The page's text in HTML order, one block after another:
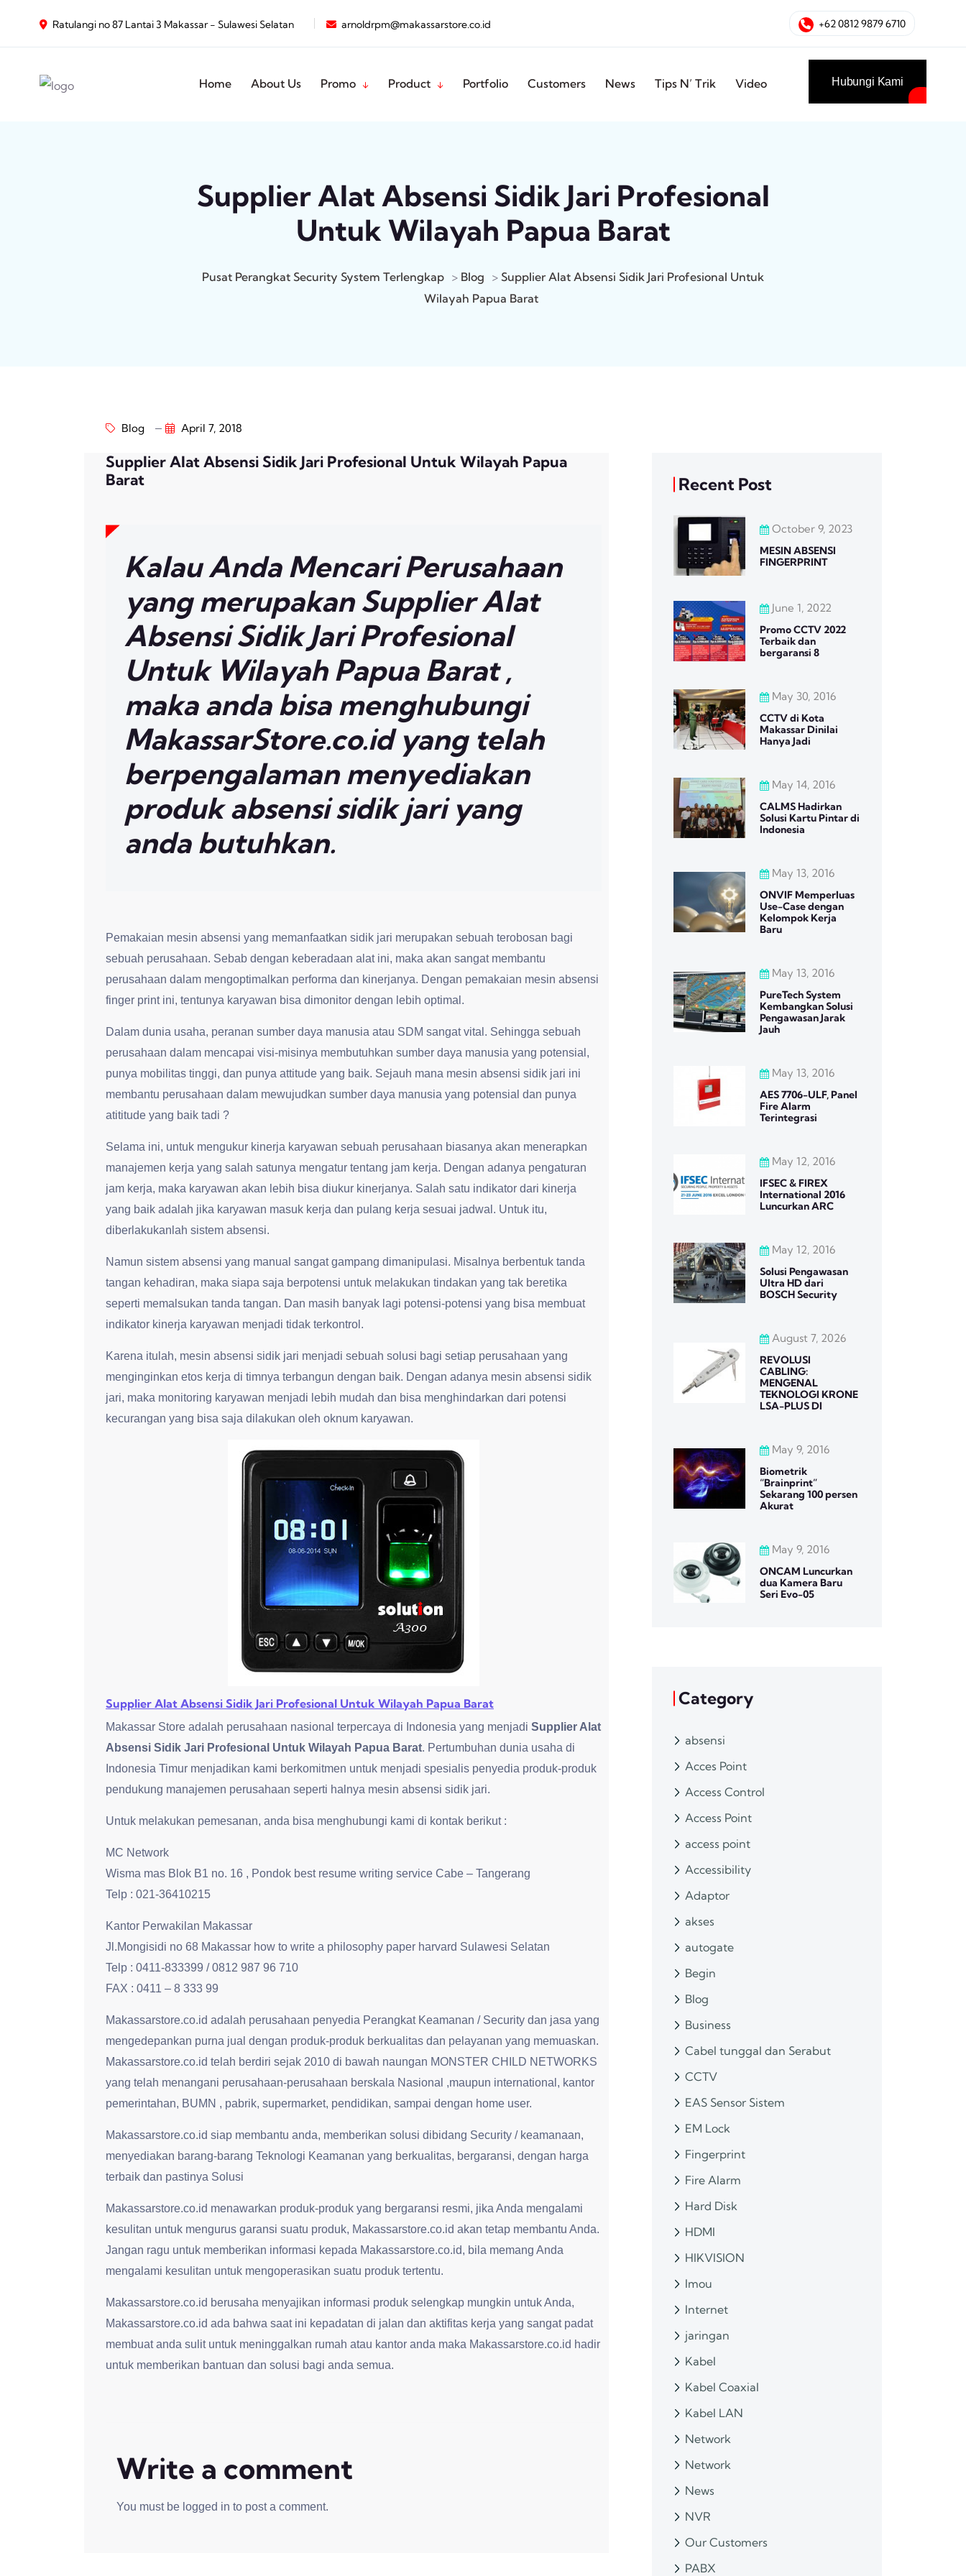
Ratulangi no 87 Lantai 3 Makassar - Sulawesi Selatan arnoldrpm@makassarstore.co.id +62 0812 9879 6710
Home About Us Promo Product Portfolio Customers News Tips N’ Trik Video Hubungi Kami
Supplier Alat Absensi Sidik Jari Profesional
Untuk Wilayah Papua Barat
Pusat Perangkat Security System Terlengkap > Blog > Supplier Alat Absensi Sidik Jari Profesional Untuk
Wilayah Papua Barat
Blog April 7, 2018
Supplier Alat Absensi Sidik Jari Profesional Untuk Wilayah Papua
Barat
Kalau Anda Mencari Perusahaan
yang merupakan Supplier Alat
Absensi Sidik Jari Profesional
Untuk Wilayah Papua Barat ,
maka anda bisa menghubungi
MakassarStore.co.id yang telah
berpengalaman menyediakan
produk absensi sidik jari yang
anda butuhkan.
Pemakaian mesin absensi yang memanfaatkan sidik jari merupakan sebuah terobosan bagi
sebuah perusahaan. Sebab dengan keberadaan alat ini, maka akan sangat membantu
perusahaan dalam mengoptimalkan performa dan kinerjanya. Dengan pemakaian mesin absensi
finger print ini, tentunya karyawan bisa dimonitor dengan lebih optimal.
Dalam dunia usaha, peranan sumber daya manusia atau SDM sangat vital. Sehingga sebuah
perusahaan dalam mencapai visi-misinya membutuhkan sumber daya manusia yang potensial,
punya mobilitas tinggi, dan punya attitude yang baik. Sejauh mana mesin absensi sidik jari ini
membantu perusahaan dalam mewujudkan sumber daya manusia yang potensial dan punya
atititude yang baik tadi ?
Selama ini, untuk mengukur kinerja karyawan sebuah perusahaan biasanya akan menerapkan
manajemen kerja yang salah satunya mengatur tentang jam kerja. Dengan adanya pengaturan
jam kerja, maka karyawan akan lebih bisa diukur kinerjanya. Salah satu indikator dari kinerja
yang baik adalah jika karyawan masuk kerja dan pulang kerja sesuai jadwal. Untuk itu,
diberlakukanlah sistem absensi.
Namun sistem absensi yang manual sangat gampang dimanipulasi. Misalnya berbentuk tanda
tangan kehadiran, maka siapa saja berpotensi untuk melakukan tindakan yang tak beretika
seperti memalsukan tanda tangan. Dan masih banyak lagi potensi-potensi yang bisa membuat
indikator kinerja karyawan menjadi tidak terkontrol.
Karena itulah, mesin absensi sidik jari menjadi sebuah solusi bagi setiap perusahaan yang
menginginkan etos kerja di timnya terbangun dengan baik. Dengan adanya mesin absensi sidik
jari, maka monitoring karyawan menjadi lebih mudah dan bisa menghindarkan dari potensi
kecurangan yang bisa saja dilakukan oleh oknum karyawan.
Supplier Alat Absensi Sidik Jari Profesional Untuk Wilayah Papua Barat
Makassar Store adalah perusahaan nasional terpercaya di Indonesia yang menjadi Supplier Alat
Absensi Sidik Jari Profesional Untuk Wilayah Papua Barat. Pertumbuhan dunia usaha di
Indonesia Timur menjadikan kami berkomitmen untuk menjadi spesialis penyedia produk-produk
pendukung manajemen perusahaan seperti halnya mesin absensi sidik jari.
Untuk melakukan pemesanan, anda bisa menghubungi kami di kontak berikut :
MC Network
Wisma mas Blok B1 no. 16 , Pondok best resume writing service Cabe – Tangerang
Telp : 021-36410215
Kantor Perwakilan Makassar
Jl.Mongisidi no 68 Makassar how to write a philosophy paper harvard Sulawesi Selatan
Telp : 0411-833399 / 0812 987 96 710
FAX : 0411 – 8 333 99
Makassarstore.co.id adalah perusahaan penyedia Perangkat Keamanan / Security dan jasa yang
mengedepankan purna jual dengan produk-produk berkualitas dan pelayanan yang memuaskan.
Makassarstore.co.id telah berdiri sejak 2010 di bawah naungan MONSTER CHILD NETWORKS
yang telah menangani perusahaan-perusahaan berskala Nasional ,maupun international, kantor
pemerintahan, BUMN , pabrik, supermarket, pendidikan, sampai dengan home user.
Makassarstore.co.id siap membantu anda, memberikan solusi dibidang Security / keamanaan,
menyediakan barang-barang Teknologi Keamanan yang berkualitas, bergaransi, dengan harga
terbaik dan pastinya Solusi
Makassarstore.co.id menawarkan produk-produk yang bergaransi resmi, jika Anda mengalami
kesulitan untuk mengurus garansi suatu produk, Makassarstore.co.id akan tetap membantu Anda.
Jangan ragu untuk memberikan informasi kepada Makassarstore.co.id, bila memang Anda
mengalami kesulitan untuk mengoperasikan suatu produk tertentu.
Makassarstore.co.id berusaha menyajikan informasi produk selengkap mungkin untuk Anda,
Makassarstore.co.id ada bahwa saat ini kepadatan di jalan dan aktifitas kerja yang sangat padat
membuat anda sulit untuk meninggalkan rumah atau kantor anda maka Makassarstore.co.id hadir
untuk memberikan bantuan dan solusi bagi anda semua.
Write a comment
You must be logged in to post a comment.
Recent Post
October 9, 2023
MESIN ABSENSI
FINGERPRINT
June 1, 2022
Promo CCTV 2022
Terbaik dan
bergaransi 8
May 30, 2016
CCTV di Kota
Makassar Dinilai
Hanya Jadi
May 14, 2016
CALMS Hadirkan
Solusi Kartu Pintar di
Indonesia
May 13, 2016
ONVIF Memperluas
Use-Case dengan
Kelompok Kerja
Baru
May 13, 2016
PureTech System
Kembangkan Solusi
Pengawasan Jarak
Jauh
May 13, 2016
AES 7706-ULF, Panel
Fire Alarm
Terintegrasi
May 12, 2016
IFSEC & FIREX
International 2016
Luncurkan ARC
May 12, 2016
Solusi Pengawasan
Ultra HD dari
BOSCH Security
August 7, 2026
REVOLUSI
CABLING:
MENGENAL
TEKNOLOGI KRONE
LSA-PLUS DI
May 9, 2016
Biometrik
“Brainprint”
Sekarang 100 persen
Akurat
May 9, 2016
ONCAM Luncurkan
dua Kamera Baru
Seri Evo-05
Category
absensi
Acces Point
Access Control
Access Point
access point
Accessibility
Adaptor
akses
autogate
Begin
Blog
Business
Cabel tunggal dan Serabut
CCTV
EAS Sensor Sistem
EM Lock
Fingerprint
Fire Alarm
Hard Disk
HDMI
HIKVISION
Imou
Internet
jaringan
Kabel
Kabel Coaxial
Kabel LAN
Network
Network
News
NVR
Our Customers
PABX